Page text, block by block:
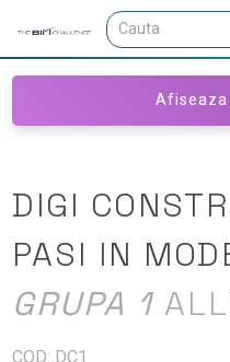
Afiseaza
DIGI
PASI IN
GRUPA 1
COD: DC1